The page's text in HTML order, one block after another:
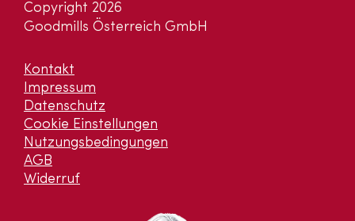
Copyright 2026
Goodmills Österreich GmbH
Kontakt
Impressum
Datenschutz
Cookie Einstellungen
Nutzungsbedingungen
AGB
Widerruf